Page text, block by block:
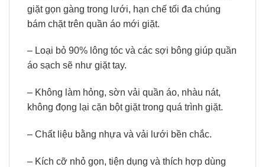
giặt gọn gàng trong lưới, hạn chế tối đa chúng
bám chặt trên quần áo mới giặt.
– Loại bỏ 90% lông tóc và các sợi bông giúp quần
áo sạch sẽ như giặt tay.
– Không làm hỏng, sờn vải quần áo, nhàu nát,
không đọng lại cặn bột giặt trong quá trình giặt.
– Chất liệu bằng nhựa và vải lưới bền chắc.
– Kích cỡ nhỏ gọn, tiện dụng và thích hợp dùng